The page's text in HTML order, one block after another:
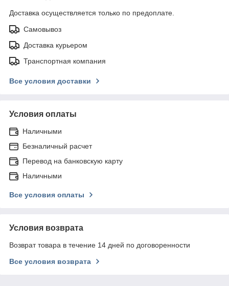
Доставка осуществляется только по предоплате.
Самовывоз
Доставка курьером
Транспортная компания
Все условия доставки
Условия оплаты
Наличными
Безналичный расчет
Перевод на банковскую карту
Наличными
Все условия оплаты
Условия возврата
Возврат товара в течение 14 дней по договоренности
Все условия возврата